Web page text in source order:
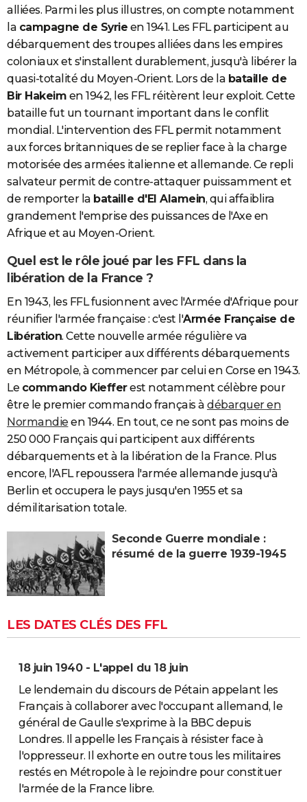
alliées. Parmi les plus illustres, on compte notamment
la campagne de Syrie en 1941. Les FFL participent au
débarquement des troupes alliées dans les empires
coloniaux et s'installent durablement, jusqu'à libérer la
quasi-totalité du Moyen-Orient. Lors de la bataille de
Bir Hakeim en 1942, les FFL réitèrent leur exploit. Cette
bataille fut un tournant important dans le conflit
mondial. L'intervention des FFL permit notamment
aux forces britanniques de se replier face à la charge
motorisée des armées italienne et allemande. Ce repli
salvateur permit de contre-attaquer puissamment et
de remporter la bataille d'El Alamein, qui affaiblira
grandement l'emprise des puissances de l'Axe en
Afrique et au Moyen-Orient.
Quel est le rôle joué par les FFL dans la
libération de la France ?
En 1943, les FFL fusionnent avec l'Armée d'Afrique pour
réunifier l'armée française : c'est l'Armée Française de
Libération. Cette nouvelle armée régulière va
activement participer aux différents débarquements
en Métropole, à commencer par celui en Corse en 1943.
Le commando Kiefferest notamment célèbre pour
être le premier commando français à débarquer en
Normandie en 1944. En tout, ce ne sont pas moins de
250 000 Français qui participent aux différents
débarquements et à la libération de la France. Plus
encore, l'AFL repoussera l'armée allemande jusqu'à
Berlin et occupera le pays jusqu'en 1955 et sa
démilitarisation totale.
Seconde Guerre mondiale :
résumé de la guerre 1939-1945
LES DATES CLÉS DES FFL
18 juin 1940 - L'appel du 18 juin
Le lendemain du discours de Pétain appelant les
Français à collaborer avec l'occupant allemand, le
général de Gaulle s'exprime à la BBC depuis
Londres. Il appelle les Français à résister face à
l'oppresseur. Il exhorte en outre tous les militaires
restés en Métropole à le rejoindre pour constituer
l'armée de la France libre.